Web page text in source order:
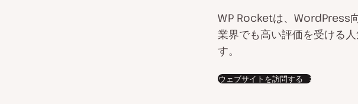
WP Rocketは、WordPress
業界でも高い評価を受ける
す。
ウェブサイトを訪問する